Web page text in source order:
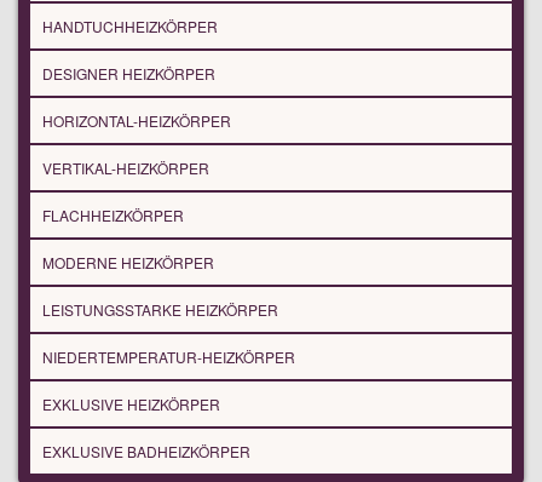
HANDTUCHHEIZKÖRPER
DESIGNER HEIZKÖRPER
HORIZONTAL-HEIZKÖRPER
VERTIKAL-HEIZKÖRPER
FLACHHEIZKÖRPER
MODERNE HEIZKÖRPER
LEISTUNGSSTARKE HEIZKÖRPER
NIEDERTEMPERATUR-HEIZKÖRPER
EXKLUSIVE HEIZKÖRPER
EXKLUSIVE BADHEIZKÖRPER